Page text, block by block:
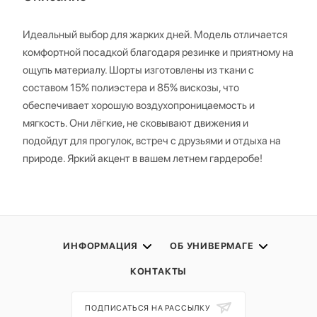
Идеальный выбор для жарких дней. Модель отличается
комфортной посадкой благодаря резинке и приятному на
ощупь материалу. Шорты изготовлены из ткани с
составом 15% полиэстера и 85% вискозы, что
обеспечивает хорошую воздухопроницаемость и
мягкость. Они лёгкие, не сковывают движения и
подойдут для прогулок, встреч с друзьями и отдыха на
природе. Яркий акцент в вашем летнем гардеробе!
ИНФОРМАЦИЯ ОБ УНИВЕРМАГЕ
КОНТАКТЫ
ПОДПИСАТЬСЯ НА РАССЫЛКУ